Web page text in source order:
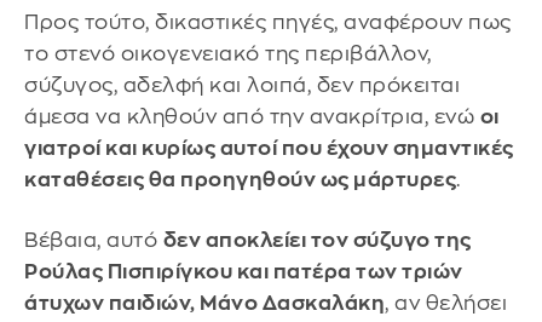
Προς τούτο, δικαστικές πηγές, αναφέρουν πως
το στενό οικογενειακό της περιβάλλον,
σύζυγος, αδελφή και λοιπά, δεν πρόκειται
άμεσα να κληθούν από την ανακρίτρια, ενώ οι
γιατροί και κυρίως αυτοί που έχουν σημαντικές
καταθέσεις θα προηγηθούν ως μάρτυρες.
Βέβαια, αυτό δεν αποκλείει τον σύζυγο της
Ρούλας Πισπιρίγκου και πατέρα των τριών
άτυχων παιδιών, Μάνο Δασκαλάκη, αν θελήσει